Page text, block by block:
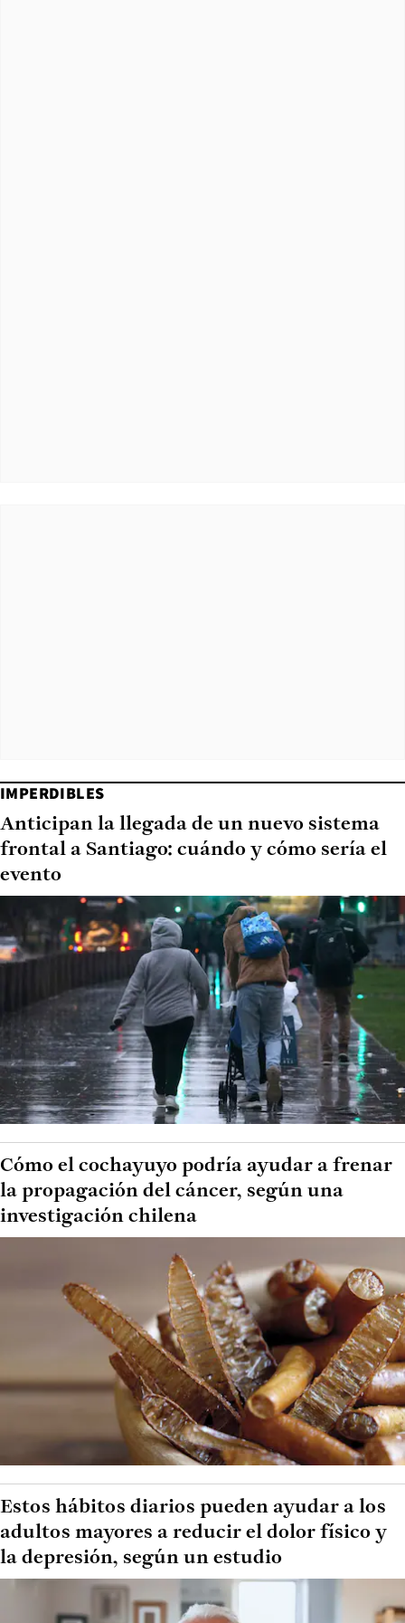
IMPERDIBLES
Anticipan la llegada de un nuevo sistema
frontal a Santiago: cuándo y cómo sería el
evento
Cómo el cochayuyo podría ayudar a frenar
la propagación del cáncer, según una
investigación chilena
Estos hábitos diarios pueden ayudar a los
adultos mayores a reducir el dolor físico y
la depresión, según un estudio